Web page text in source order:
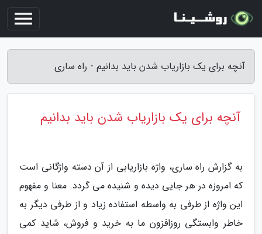
آنچه برای یک بازاریاب شدن باید بدانیم - راه ساری
آنچه برای یک بازاریاب شدن باید بدانیم
به گزارش راه ساری، واژه بازاریابی از آن دسته واژگانی است
که امروزه در هر جایی دیده و شنیده می گردد. معنا و مفهوم
این واژه از طرفی به واسطه استفاده زیاد و از طرفی دیگر به
خاطر وابستگی روزافزون ما به خرید و فروش، شاید کمی